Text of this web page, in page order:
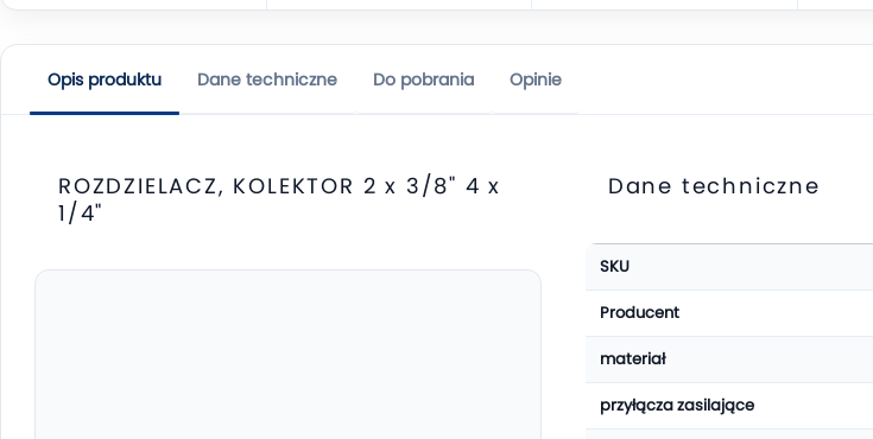
Opis produktu Dane techniczne Do pobrania Opinie
ROZDZIELACZ, KOLEKTOR 2 x 3/8" 4 x
1/4"
Dane techniczne
Więcej
informacji
SKU
Producent
materiał
przyłącza zasilające